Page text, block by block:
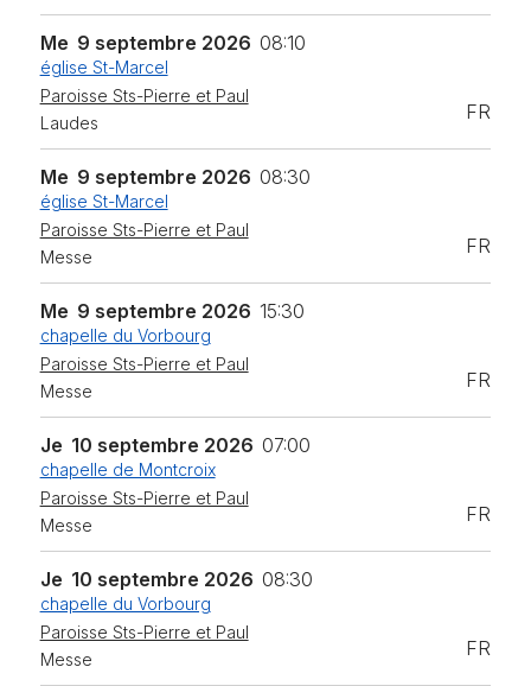
Me 9 septembre 2026 08:10
église St-Marcel
Paroisse Sts-Pierre et Paul
Laudes
FR
Me 9 septembre 2026 08:30
église St-Marcel
Paroisse Sts-Pierre et Paul
Messe
FR
Me 9 septembre 2026 15:30
chapelle du Vorbourg
Paroisse Sts-Pierre et Paul
Messe
FR
Je 10 septembre 2026 07:00
chapelle de Montcroix
Paroisse Sts-Pierre et Paul
Messe
FR
Je 10 septembre 2026 08:30
chapelle du Vorbourg
Paroisse Sts-Pierre et Paul
Messe
FR